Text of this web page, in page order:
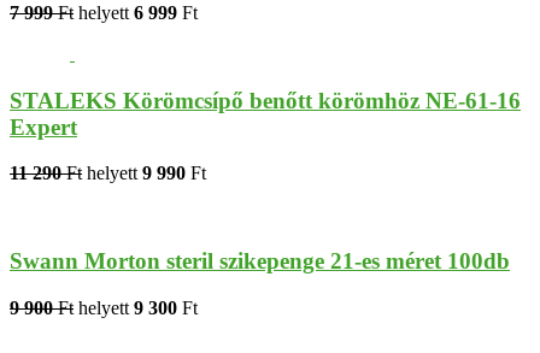
7 999 Ft helyett 6 999 Ft
STALEKS Körömcsípő benőtt körömhöz NE-61-16
Expert
11 290 Ft helyett 9 990 Ft
Swann Morton steril szikepenge 21-es méret 100db
9 900 Ft helyett 9 300 Ft